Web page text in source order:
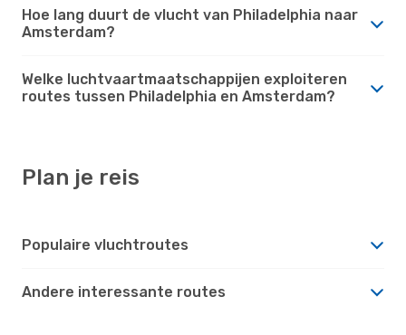
Hoe lang duurt de vlucht van Philadelphia naar
Amsterdam?
Welke luchtvaartmaatschappijen exploiteren
routes tussen Philadelphia en Amsterdam?
Plan je reis
Populaire vluchtroutes
Andere interessante routes